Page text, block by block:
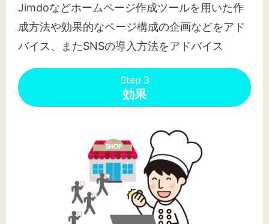
Jimdoなどホームページ作成ツールを用いた作
成方法や効果的なページ構成の企画などをアド
バイス、またSNSの導入方法をアドバイス
Step.3
効果